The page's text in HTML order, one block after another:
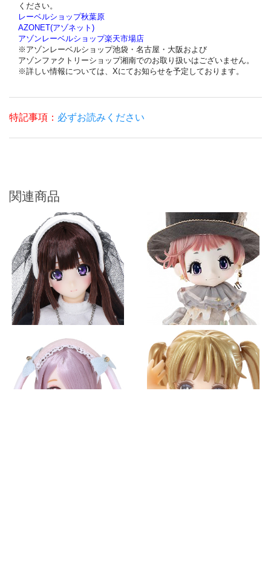
ください。
レーベルショップ秋葉原
AZONET(アゾネット)
アゾンレーベルショップ楽天市場店
※アゾンレーベルショップ池袋・名古屋・大阪および
アゾンファクトリーショップ湘南でのお取り扱いはございません。
※詳しい情報については、Xにてお知らせを予定しております。
特記事項： 必ずお読みください
関連商品